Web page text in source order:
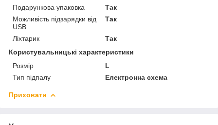
Подарункова упаковка
Так
Можливість підзарядки від
USB
Так
Ліхтарик
Так
Користувальницькі характеристики
Розмір
L
Тип підпалу
Електронна схема
Приховати